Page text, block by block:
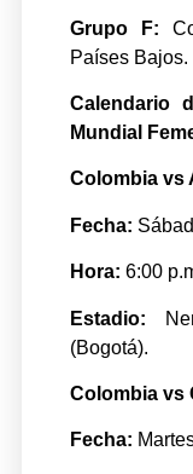
Grupo F:
Países Bajos.
Calendario
Mundial
Colombia vs
Fecha:
Hora: 6:00
Estadio:
(Bogotá).
Colombia vs
Fecha: